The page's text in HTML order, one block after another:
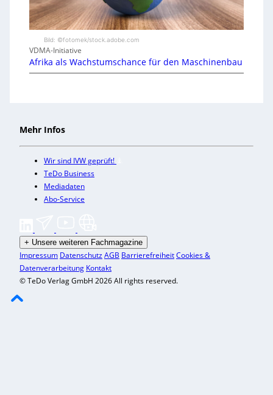
Bild: ©fotomek/stock.adobe.com
VDMA-Initiative
Afrika als Wachstumschance für den Maschinenbau
Mehr Infos
Wir sind IVW geprüft!
TeDo Business
Mediadaten
Abo-Service
+ Unsere weiteren Fachmagazine
Impressum DatenschutzAGB BarrierefreiheitCookies &
Datenverarbeitung Kontakt
© TeDo Verlag GmbH 2026 All rights reserved.